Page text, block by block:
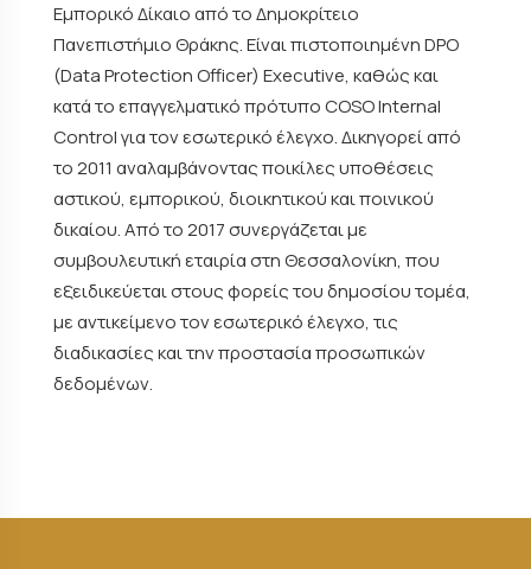
Εμπορικό Δίκαιο από το Δημοκρίτειο
Πανεπιστήμιο Θράκης. Είναι πιστοποιημένη DPO
(Data Protection Officer) Executive, καθώς και
κατά το επαγγελματικό πρότυπο COSO Internal
Control για τον εσωτερικό έλεγχο. Δικηγορεί από
το 2011 αναλαμβάνοντας ποικίλες υποθέσεις
αστικού, εμπορικού, διοικητικού και ποινικού
δικαίου. Από το 2017 συνεργάζεται με
συμβουλευτική εταιρία στη Θεσσαλονίκη, που
εξειδικεύεται στους φορείς του δημοσίου τομέα,
με αντικείμενο τον εσωτερικό έλεγχο, τις
διαδικασίες και την προστασία προσωπικών
δεδομένων.